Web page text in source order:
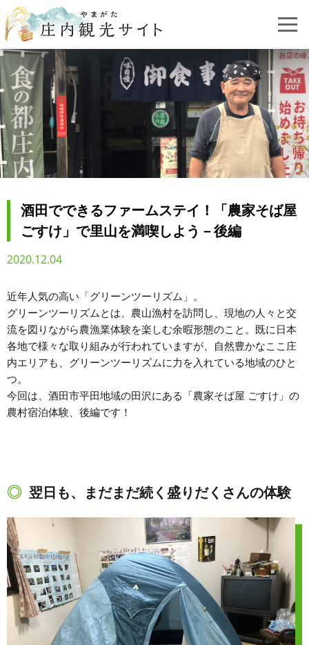
酒田でできるファームステイ！「農家そば屋
ごすけ」で里山を満喫しよう－後編
2020.12.04
近年人気の高い「グリーンツーリズム」。
グリーンツーリズムとは、農山漁村を訪問し、現地の人々と交
流を図りながら農漁業体験を楽しむ余暇形態のこと。既に日本
各地で様々な取り組みが行われていますが、自然豊かなここ庄
内エリアも、グリーンツーリズムに力を入れている地域のひと
つ。
今回は、酒田市平田地域の田沢にある「農家そば屋 ごすけ」の
農村宿泊体験、後編です！
翌日も、まだまだ続く盛りだくさんの体験